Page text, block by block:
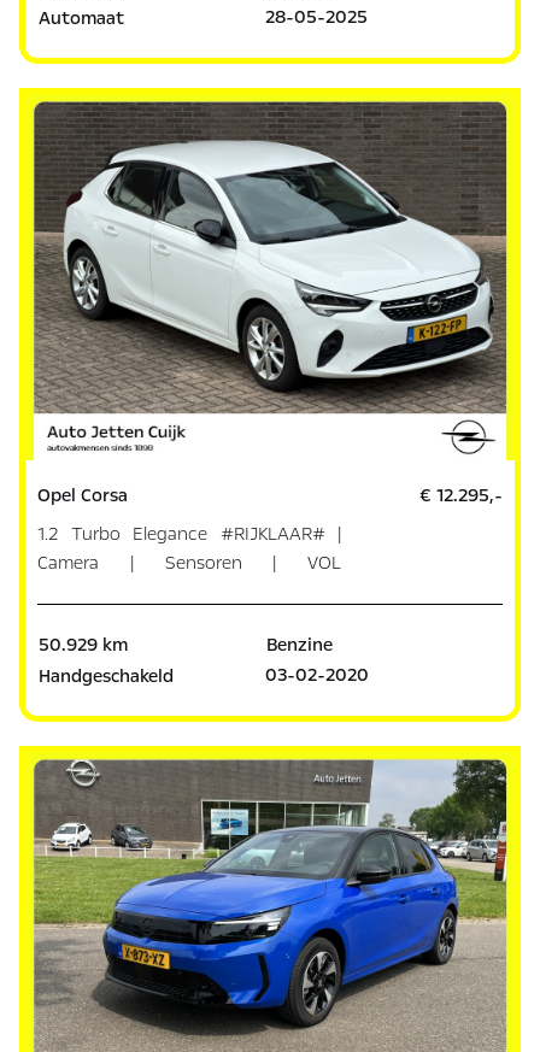
Automaat
28-05-2025
Opel Corsa
1.2 Turbo Elegance #RIJKLAAR# |
Camera | Sensoren | VOL
€ 12.295,-
50.929 km
Benzine
Handgeschakeld
03-02-2020